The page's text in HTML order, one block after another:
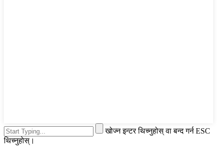
खोज्न इन्टर थिच्नुहोस् वा बन्द गर्न ESC
थिच्नुहोस्।